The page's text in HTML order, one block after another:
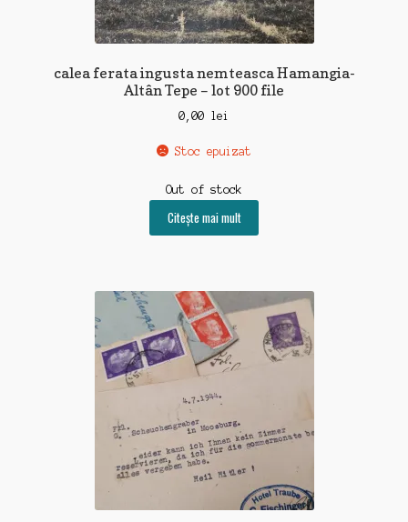
calea ferata ingusta nemteasca Hamangia-
Altân Tepe – lot 900 file
0,00 lei
Stoc epuizat
Out of stock
Citește mai mult